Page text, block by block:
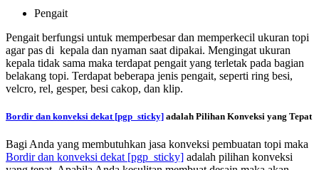
Pengait
Pengait berfungsi untuk memperbesar dan memperkecil ukuran topi
agar pas di kepala dan nyaman saat dipakai. Mengingat ukuran
kepala tidak sama maka terdapat pengait yang terletak pada bagian
belakang topi. Terdapat beberapa jenis pengait, seperti ring besi,
velcro, rel, gesper, besi cakop, dan klip.
Bordir dan konveksi dekat [pgp_sticky] adalah Pilihan Konveksi yang Tepat
Bagi Anda yang membutuhkan jasa konveksi pembuatan topi maka
Bordir dan konveksi dekat [pgp_sticky] adalah pilihan konveksi